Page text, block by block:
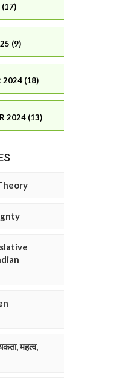
(17)
(9)
2024 (18)
2024 (13)
महत्व,